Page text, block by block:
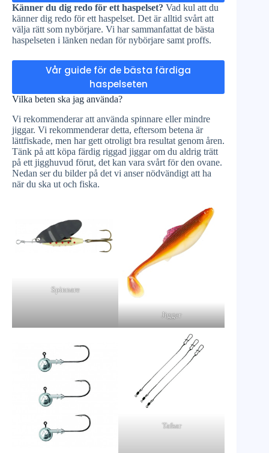
Känner du dig redo för ett haspelset? Vad kul att du
känner dig redo för ett haspelset. Det är alltid svårt att
välja rätt som nybörjare. Vi har sammanfattat de bästa
haspelseten i länken nedan för nybörjare samt proffs.
Vår guide för de bästa färdiga
haspelseten
Vilka beten ska jag använda?
Vi rekommenderar att använda spinnare eller mindre
jiggar. Vi rekommenderar detta, eftersom betena är
lättfiskade, men har gett otroligt bra resultat genom åren.
Tänk på att köpa färdig riggad jiggar om du aldrig trätt
på ett jigghuvud förut, det kan vara svårt för den ovane.
Nedan ser du bilder på det vi anser nödvändigt att ha
när du ska ut och fiska.
Spinnare
Jiggar
Tafsar